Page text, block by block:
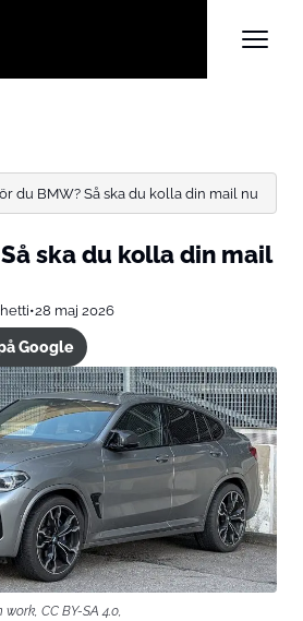
du BMW? Så ska du kolla din mail nu
ska du kolla din mail
•28 maj 2026
Google
CC BY-SA 4.0,